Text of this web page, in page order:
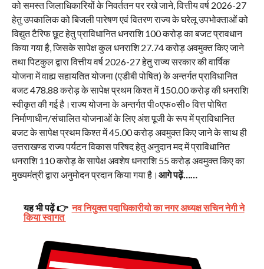
को समस्त जिलाधिकारियों के निवर्ततन पर रखे जाने, वित्तीय वर्ष 2026-27
हेतु उपकालिक को बिजली पारेषण एवं वितरण राज्य के घरेलू उपभोक्ताओं को
विद्युत टैरिफ छूट हेतु प्राविधानित धनराशि 100 करोड़ का बजट प्रावधान
किया गया है, जिसके सापेक्ष कुल धनराशि 27.74 करोड़ अवमुक्त किए जाने
तथा पिटकुल द्वारा वित्तीय वर्ष 2026-27 हेतु राज्य सरकार की वार्षिक
योजना में वाह्य सहायतित योजना (एडीबी पोषित) के अन्तर्गत प्राविधानित
बजट 478.88 करोड़ के सापेक्ष प्रथम किश्त में 150.00 करोड़ की धनराशि
स्वीकृत की गई है।राज्य योजना के अन्तर्गत पी०एफ०सी० वित्त पोषित
निर्माणाधीन/संचालित योजनाओं के लिए अंश पूजी के रूप में प्राविधानित
बजट के सापेक्ष प्रथम किश्त में 45.00 करोड़ अवमुक्त किए जाने के साथ ही
उत्तराखण्ड राज्य पर्यटन विकास परिषद हेतु अनुदान मद में प्राविधानित
धनराशि 110 करोड़ के सापेक्ष अवशेष धनराशि 55 करोड़ अवमुक्त किए का
मुख्यमंत्री द्वारा अनुमोदन प्रदान किया गया है। आगे पढ़ें……
यह भी पढ़ें 👉 नव नियुक्त पदाधिकारीयो का नगर अध्यक्ष सचिन नेगी ने
किया स्वागत